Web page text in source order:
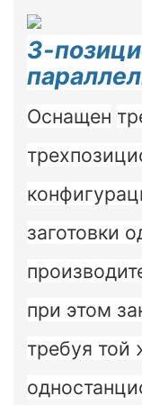
3-
Оснащен
заготовки
при этом
требуя той